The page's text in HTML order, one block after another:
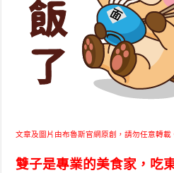
文章及圖片由布魯斯官網原創，請勿任意轉載
雙子是專業的美食家，吃